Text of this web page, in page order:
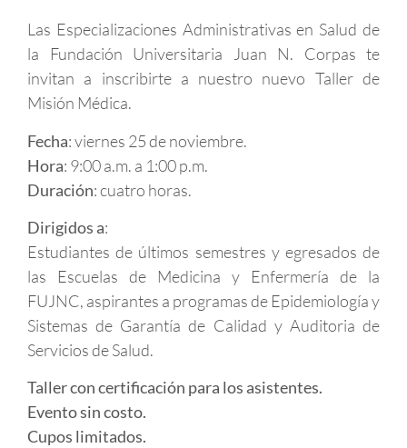
Las Especializaciones Administrativas en Salud de
la Fundación Universitaria Juan N. Corpas te
invitan a inscribirte a nuestro nuevo Taller de
Misión Médica.
Fecha: viernes 25 de noviembre.
Hora: 9:00 a.m. a 1:00 p.m.
Duración: cuatro horas.
Dirigidos a:
Estudiantes de últimos semestres y egresados de
las Escuelas de Medicina y Enfermería de la
FUJNC, aspirantes a programas de Epidemiología y
Sistemas de Garantía de Calidad y Auditoria de
Servicios de Salud.
Taller con certificación para los asistentes.
Evento sin costo.
Cupos limitados.